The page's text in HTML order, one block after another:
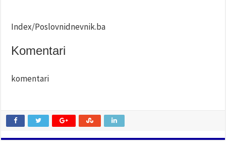
Index/Poslovnidnevnik.ba
Komentari
komentari